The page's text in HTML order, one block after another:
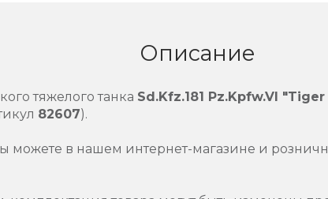
Описание
тяжелого танка Sd.Kfz.181 Pz.Kpfw.VI
82607).
можете в нашем интернет-магазине и